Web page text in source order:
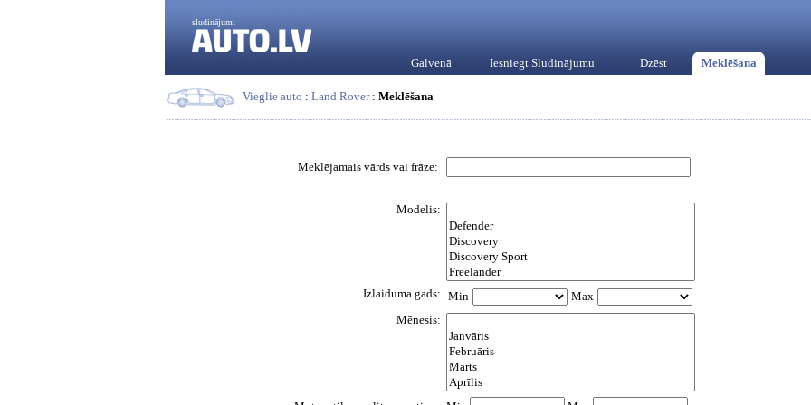
sludinājumi
Galvenā Iesniegt Sludinājumu Dzēst Meklēšana
Vieglie auto : Land Rover: Meklēšana
Meklējamais vārds vai frāze:
Modelis:
Izlaiduma gads: Min
Max
Mēnesis: